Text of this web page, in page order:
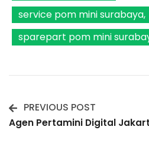
service pom mini surabaya
sparepart pom mini
Post
PREVIOUS POST
Agen Pertamini Digital